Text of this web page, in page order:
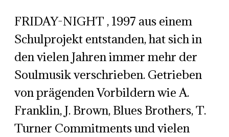
FRIDAY-NIGHT , 1997 aus einem
Schulprojekt entstanden, hat sich in
den vielen Jahren immer mehr der
Soulmusik verschrieben. Getrieben
von prägenden Vorbildern wie A.
Franklin, J. Brown, Blues Brothers, T.
Turner Commitments und vielen